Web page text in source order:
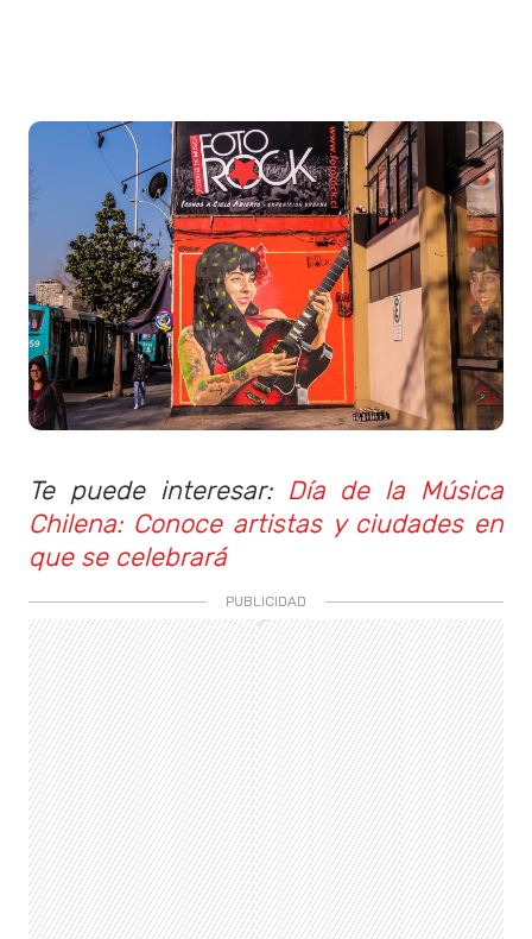
Te puede interesar: Día de la Música
Chilena: Conoce artistas y ciudades en
que se celebrará